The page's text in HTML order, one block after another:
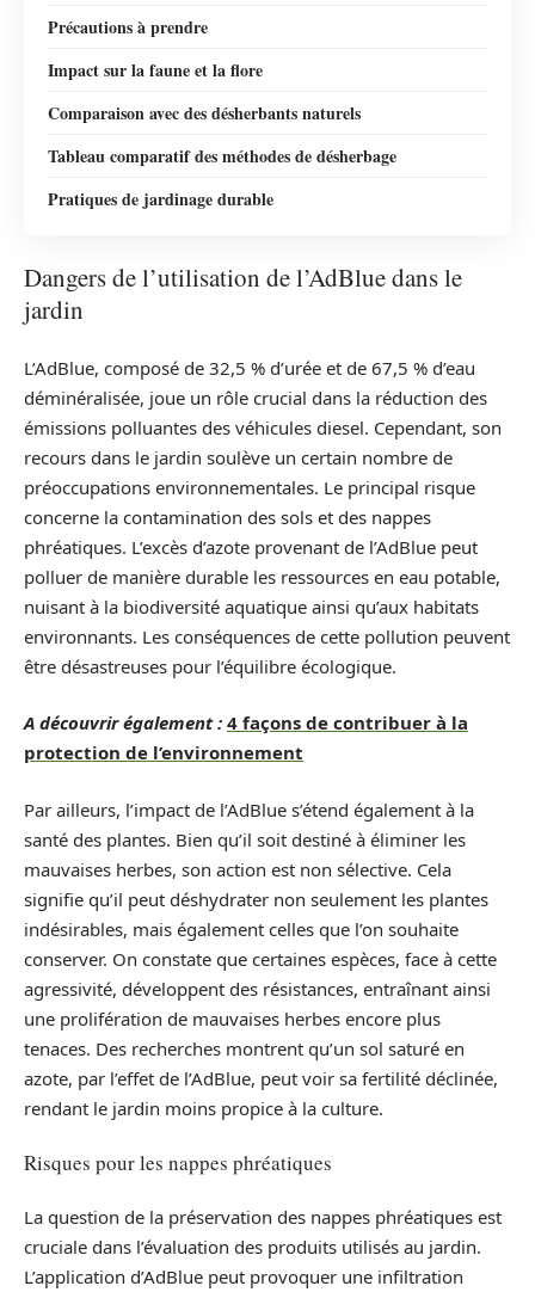
Précautions à prendre
Impact sur la faune et la flore
Comparaison avec des désherbants naturels
Tableau comparatif des méthodes de désherbage
Pratiques de jardinage durable
Dangers de l’utilisation de l’AdBlue dans le
jardin
L’AdBlue, composé de 32,5 % d’urée et de 67,5 % d’eau
déminéralisée, joue un rôle crucial dans la réduction des
émissions polluantes des véhicules diesel. Cependant, son
recours dans le jardin soulève un certain nombre de
préoccupations environnementales. Le principal risque
concerne la contamination des sols et des nappes
phréatiques. L’excès d’azote provenant de l’AdBlue peut
polluer de manière durable les ressources en eau potable,
nuisant à la biodiversité aquatique ainsi qu’aux habitats
environnants. Les conséquences de cette pollution peuvent
être désastreuses pour l’équilibre écologique.
A découvrir également : 4 façons de contribuer à la
protection de l’environnement
Par ailleurs, l’impact de l’AdBlue s’étend également à la
santé des plantes. Bien qu’il soit destiné à éliminer les
mauvaises herbes, son action est non sélective. Cela
signifie qu’il peut déshydrater non seulement les plantes
indésirables, mais également celles que l’on souhaite
conserver. On constate que certaines espèces, face à cette
agressivité, développent des résistances, entraînant ainsi
une prolifération de mauvaises herbes encore plus
tenaces. Des recherches montrent qu’un sol saturé en
azote, par l’effet de l’AdBlue, peut voir sa fertilité déclinée,
rendant le jardin moins propice à la culture.
Risques pour les nappes phréatiques
La question de la préservation des nappes phréatiques est
cruciale dans l’évaluation des produits utilisés au jardin.
L’application d’AdBlue peut provoquer une infiltration